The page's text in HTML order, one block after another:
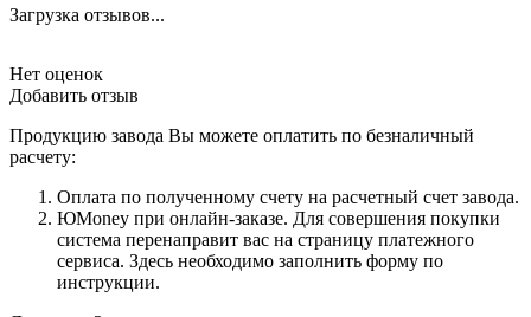
Загрузка отзывов...
Нет оценок
Добавить отзыв
Продукцию завода Вы можете оплатить по безналичный
расчету:
Оплата по полученному счету на расчетный счет завода.
ЮMoney при онлайн-заказе. Для совершения покупки
система перенаправит вас на страницу платежного
сервиса. Здесь необходимо заполнить форму по
инструкции.